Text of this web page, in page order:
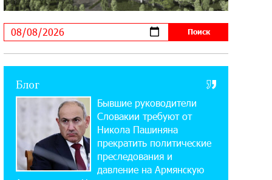
«Бесплатные бонусы в играх»:
IDBank предупреждает о
кибератаках на школьников
ЕАЭС со временем будет
расширяться. Когда-нибудь это
поймёт и рядовой армянин, но будет уже поздно
11:03:52 31-07-2026
Если Израиль использует тему
Блог
Бывшие руководители
Словакии требуют от
Никола Пашиняна
прекратить политические
преследования и
давление на Армянскую